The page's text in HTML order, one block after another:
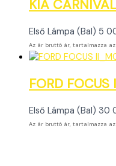
KIA
Első Lámpa (Bal) 5
Az ár bruttó ár, tartalmazza az
FORD
Első Lámpa (Bal) 30
Az ár bruttó ár, tartalmazza az